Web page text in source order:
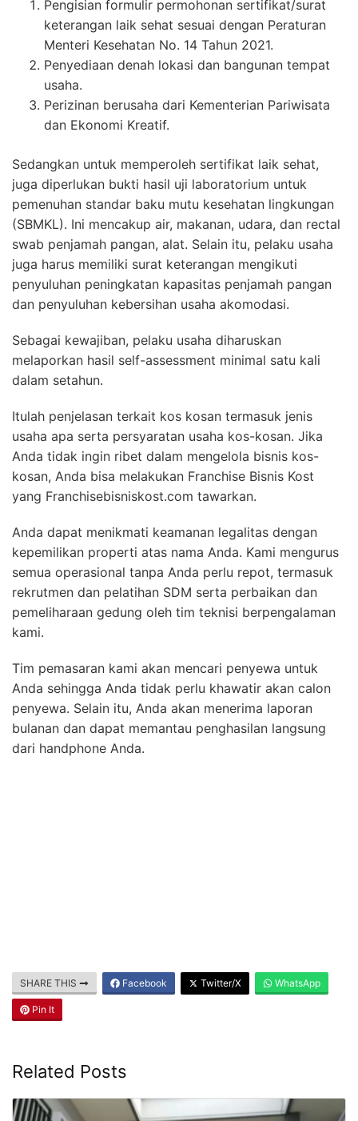
Pengisian formulir permohonan sertifikat/surat
keterangan laik sehat sesuai dengan Peraturan
Menteri Kesehatan No. 14 Tahun 2021.
Penyediaan denah lokasi dan bangunan tempat
usaha.
Perizinan berusaha dari Kementerian Pariwisata
dan Ekonomi Kreatif.
Sedangkan untuk memperoleh sertifikat laik sehat,
juga diperlukan bukti hasil uji laboratorium untuk
pemenuhan standar baku mutu kesehatan lingkungan
(SBMKL). Ini mencakup air, makanan, udara, dan rectal
swab penjamah pangan, alat. Selain itu, pelaku usaha
juga harus memiliki surat keterangan mengikuti
penyuluhan peningkatan kapasitas penjamah pangan
dan penyuluhan kebersihan usaha akomodasi.
Sebagai kewajiban, pelaku usaha diharuskan
melaporkan hasil self-assessment minimal satu kali
dalam setahun.
Itulah penjelasan terkait kos kosan termasuk jenis
usaha apa serta persyaratan usaha kos-kosan. Jika
Anda tidak ingin ribet dalam mengelola bisnis kos-
kosan, Anda bisa melakukan Franchise Bisnis Kost
yang Franchisebisniskost.com tawarkan.
Anda dapat menikmati keamanan legalitas dengan
kepemilikan properti atas nama Anda. Kami mengurus
semua operasional tanpa Anda perlu repot, termasuk
rekrutmen dan pelatihan SDM serta perbaikan dan
pemeliharaan gedung oleh tim teknisi berpengalaman
kami.
Tim pemasaran kami akan mencari penyewa untuk
Anda sehingga Anda tidak perlu khawatir akan calon
penyewa. Selain itu, Anda akan menerima laporan
bulanan dan dapat memantau penghasilan langsung
dari handphone Anda.
SHARE THIS Facebook Twitter/X WhatsApp
Pin It
Related Posts